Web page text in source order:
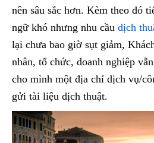
nên sâu sắc hơn. Kèm theo đó
ngữ khó nhưng nhu cầu dịch
lại chưa bao giờ sụt giảm,
nhân, tổ chức, doanh nghiệp
cho mình một địa chỉ dịch vụ/
gửi tài liệu dịch thuật.